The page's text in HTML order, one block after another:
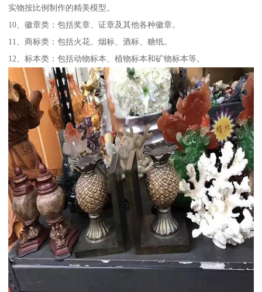
实物按比例制作的精美模型。
10、徽章类：包括奖章、证章及其他各种徽章。
11、商标类：包括火花、烟标、酒标、糖纸。
12、标本类：包括动物标本、植物标本和矿物标本等。